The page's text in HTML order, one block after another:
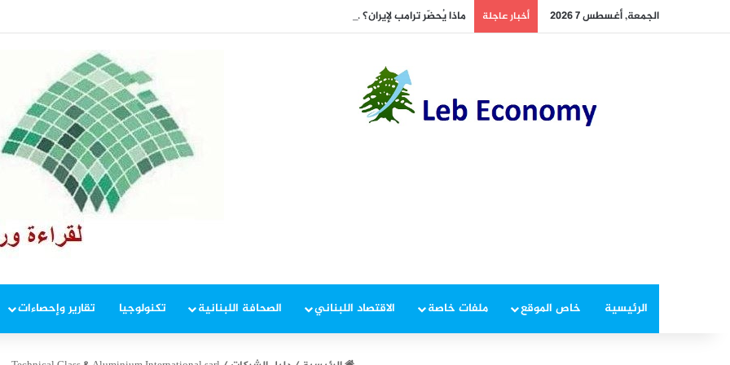
الجمعة, أغسطس 7 2026 أخبار عاجلة ماذا يُحضّر ترامب لإيران؟ خطّة جديدة تخصّ “هرمز”
الرئيسية خاص الموقع ملفات خاصة الاقتصاد اللبناني الصحافة اللبنانية تكنولوجيا تقارير وإحصاءات